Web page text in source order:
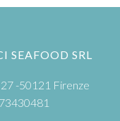
SEAFOOD SRL
-50121 Firenze